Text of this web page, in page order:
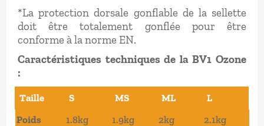
*La protection dorsale gonflable de la sellette
doit être totalement gonflée pour être
conforme à la norme EN.
Caractéristiques techniques de la BV1 Ozone
:
Taille S MS ML
L
Taille
S MS ML L
Poids
1.8kg 1.9kg 2kg 2.1kg